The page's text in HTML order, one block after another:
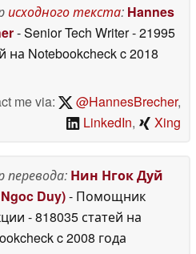
различия
Apple, Garmin,
и Samsung 09
November 2025
исходного текста: Hannes
- Senior Tech Writer- 21995
на Notebookcheckc 2018
me via:
@HannesBrecher,
LinkedIn, Xing
перевода: Нин Нгок Дуй
Duy)- Помощник
- 818035 статей на
c 2008 года